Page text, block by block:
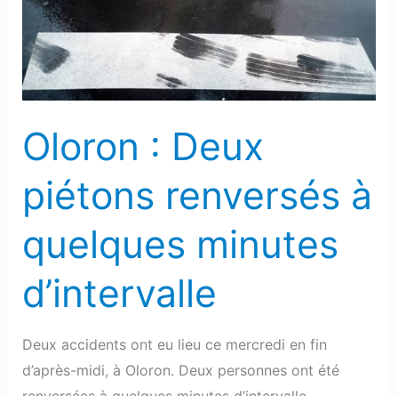
Oloron : Deux
piétons renversés à
quelques minutes
d’intervalle
Deux accidents ont eu lieu ce mercredi en fin
d’après-midi, à Oloron. Deux personnes ont été
renversés
à
quelques
minutes